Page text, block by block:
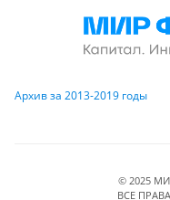
Архив за 2013-2019 годы
© 2025
ВСЕ